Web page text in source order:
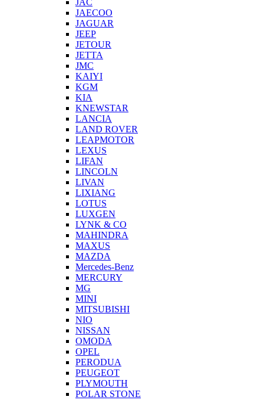
JAC
JAECOO
JAGUAR
JEEP
JETOUR
JETTA
JMC
KAIYI
KGM
KIA
KNEWSTAR
LANCIA
LAND ROVER
LEAPMOTOR
LEXUS
LIFAN
LINCOLN
LIVAN
LIXIANG
LOTUS
LUXGEN
LYNK & CO
MAHINDRA
MAXUS
MAZDA
Mercedes-Benz
MERCURY
MG
MINI
MITSUBISHI
NIO
NISSAN
OMODA
OPEL
PERODUA
PEUGEOT
PLYMOUTH
POLAR STONE